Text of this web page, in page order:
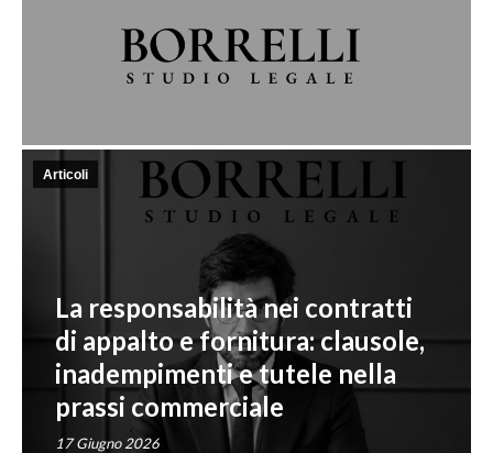
Articoli
La responsabilità nei contratti
di appalto e fornitura: clausole,
inadempimenti e tutele nella
prassi commerciale
17 Giugno 2026